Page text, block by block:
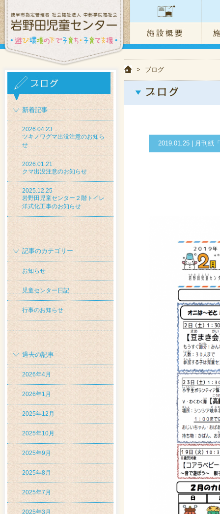
新着記事
2026.04.23
ツキノワグマ出没注意のお知ら
せ
2026.01.21
クマ出没注意のお知らせ
2025.12.25
岩野田児童センター２階トイレ
洋式化工事のお知らせ
記事のカテゴリー
お知らせ
児童センター日記
行事のお知らせ
過去の記事
2026年4月
2026年1月
2025年12月
2025年10月
2025年9月
2025年8月
2025年7月
2025年3月
> ブログ
2019.01.25 | 月刊紙